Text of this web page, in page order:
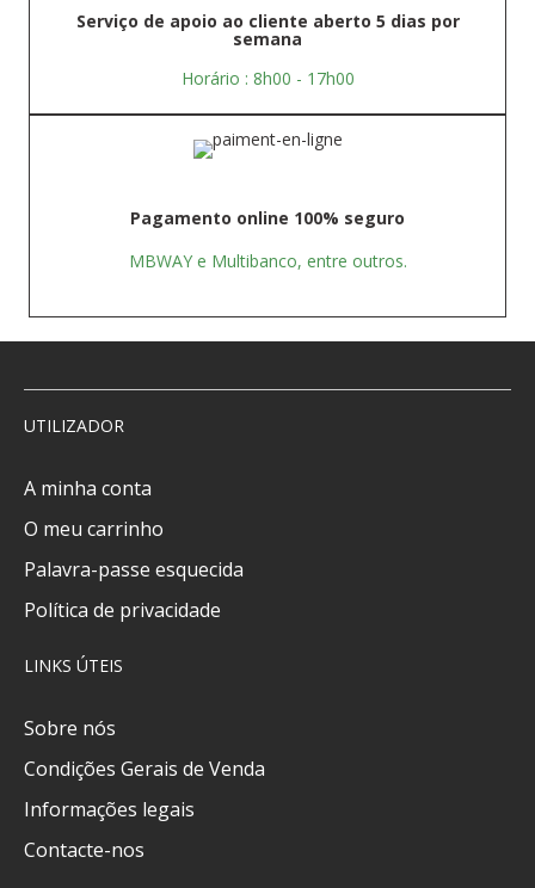
Serviço de apoio ao cliente aberto 5 dias por
semana
Horário : 8h00 - 17h00
Pagamento online 100% seguro
MBWAY e Multibanco, entre outros.
UTILIZADOR
A minha conta
O meu carrinho
Palavra-passe esquecida
Política de privacidade
LINKS ÚTEIS
Sobre nós
Condições Gerais de Venda
Informações legais
Contacte-nos